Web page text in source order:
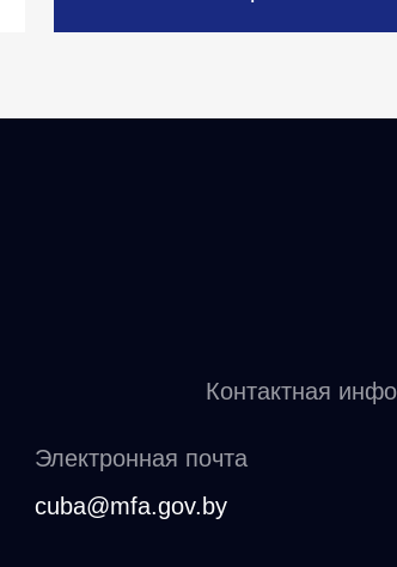
Контактная
Электронная почта
cuba@mfa.gov.by